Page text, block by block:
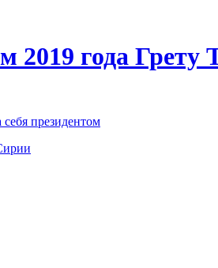
года Грету
президентом